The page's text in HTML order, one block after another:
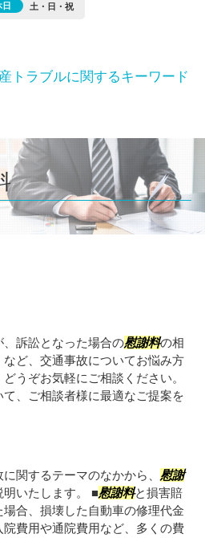
日
土・日・祝
トラブルに関するキーワード
、訴訟となった場合の慰謝料の相
ど、交通事故についてお悩み方
うぞお気軽にご相談ください。
、ご相談者様に最適なご提案を
関するテーマのなかから、 慰謝
いたします。 ■慰謝料と損害賠
合、損壊した自動車の修理代金
費用や通院費用など、多くの費